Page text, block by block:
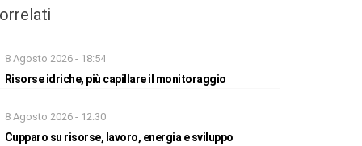
8 Agosto 2026 - 18:54
Risorse idriche, più capillare il monitoraggio
8 Agosto 2026 - 12:30
Cupparo su risorse, lavoro, energia e sviluppo